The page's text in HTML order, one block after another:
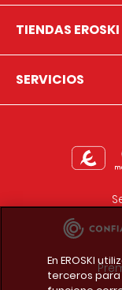
TIENDAS EROSKI
SERVICIOS
En EROSKI
terceros